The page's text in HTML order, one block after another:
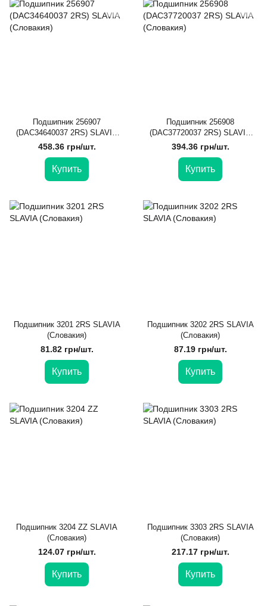
Подшипник 256907
(DAC34640037 2RS) SLAVIA
(Словакия)
458.36 грн/шт.
Купить
Подшипник 256908
(DAC37720037 2RS) SLAVIA
(Словакия)
394.36 грн/шт.
Купить
Подшипник 3201 2RS SLAVIA
(Словакия)
81.82 грн/шт.
Купить
Подшипник 3202 2RS SLAVIA
(Словакия)
87.19 грн/шт.
Купить
Подшипник 3204 ZZ SLAVIA
(Словакия)
124.07 грн/шт.
Купить
Подшипник 3303 2RS SLAVIA
(Словакия)
217.17 грн/шт.
Купить